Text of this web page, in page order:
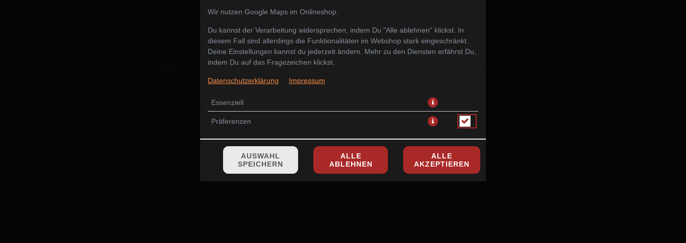
5 Stück hausgemachte Teigtaschen gefüllt mit Hackfleisch, Garnelentartar, frischen Kräutern und Sweet-Chilisauce
* Die Preise können nach Auswahl des Stores variieren.
Wir nutzen Google Maps im Onlineshop.
Du kannst der Verarbeitung widersprechen, indem Du "Alle ablehnen" klickst. In
diesem Fall sind allerdings die Funktionalitäten im Webshop stark eingeschränkt.
Deine Einstellungen kannst du jederzeit ändern. Mehr zu den Diensten erfährst Du,
indem Du auf das Fragezeichen klickst.
Datenschutzerklärung Impressum
Essenziell
Präferenzen
AUSWAHL
SPEICHERN
ALLE
ABLEHNEN
ALLE
AKZEPTIEREN